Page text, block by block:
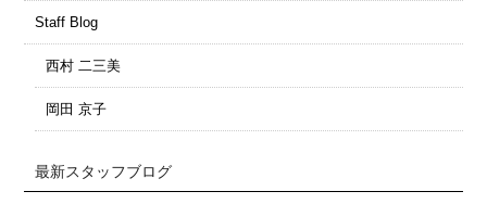
Staff Blog
西村 二三美
岡田 京子
最新スタッフブログ